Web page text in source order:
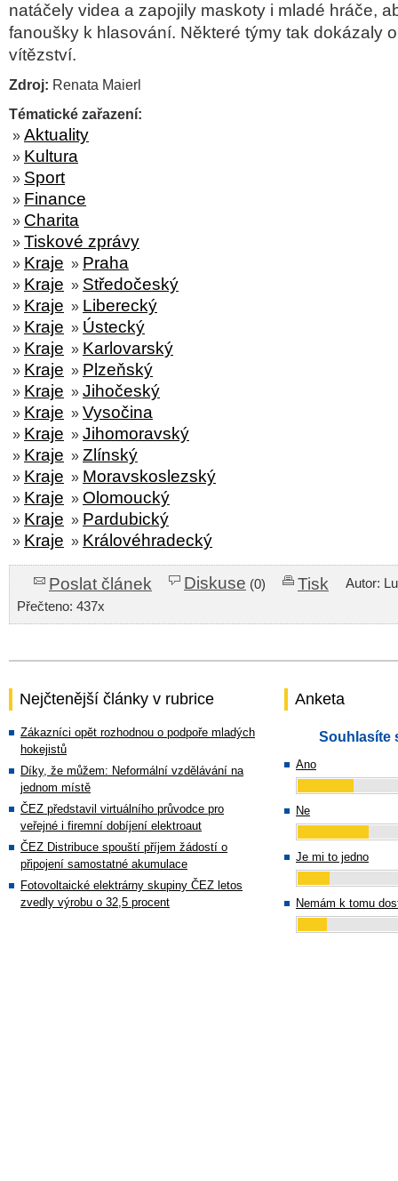
natáčely videa a zapojily maskoty i mladé hráče,
fanoušky k hlasování. Některé týmy tak dokázaly
vítězství.
Zdroj: Renata Maierl
Tématické zařazení:
» Aktuality
» Kultura
» Sport
» Finance
» Charita
» Tiskové zprávy
» Kraje » Praha
» Kraje » Středočeský
» Kraje » Liberecký
» Kraje » Ústecký
» Kraje » Karlovarský
» Kraje » Plzeňský
» Kraje » Jihočeský
» Kraje » Vysočina
» Kraje » Jihomoravský
» Kraje » Zlínský
» Kraje » Moravskoslezský
» Kraje » Olomoucký
» Kraje » Pardubický
» Kraje » Královéhradecký
Poslat článek Diskuse (0) Tisk
Autor:
Přečteno: 437x
Nejčtenější články v rubrice
Zákazníci opět rozhodnou o podpoře mladých
hokejistů
Díky, že můžem: Neformální vzdělávání na
jednom místě
ČEZ představil virtuálního průvodce pro
veřejné i firemní dobíjení elektroaut
ČEZ Distribuce spouští příjem žádostí o
připojení samostatné akumulace
Fotovoltaické elektrárny skupiny ČEZ letos
zvedly výrobu o 32,5 procent
Anketa
Souhlasíte
Ano
Ne
Je mi to jedno
Nemám k tomu